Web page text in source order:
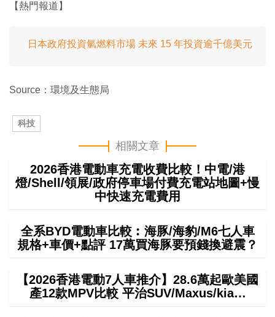
【熱門報道】
日本政府投資氫燃料市場 未來 15 年投資逾千億美元
Source：環境及生態局
科技
相關文章
2026香港電動車充電收費比較！中電/港
燈/Shell/領展/政府停車場付費充電站地圖+慢
中快速充電費用
全系BYD電動車比較︰海豚/海豹/M6七人車
規格+車價+點評 17萬買海豚要預錢換避震？
【2026香港電動7人車推介】28.6萬起歐美國
產12款MPV比較 平治SUV/Maxus/kia…